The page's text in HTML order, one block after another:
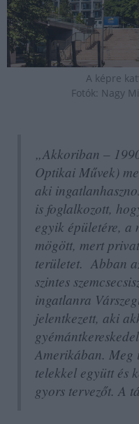
A képre
Fotók: Nagy
„Akkoriban –
Optikai Művek)
aki
is foglalkozott,
egyik épületére, a
mögött, mert
területet. Abban
szintes
ingatlanra
jelentkezett, aki
Amerikában. Meg
telekkel együtt és
gyors tervezőt. A